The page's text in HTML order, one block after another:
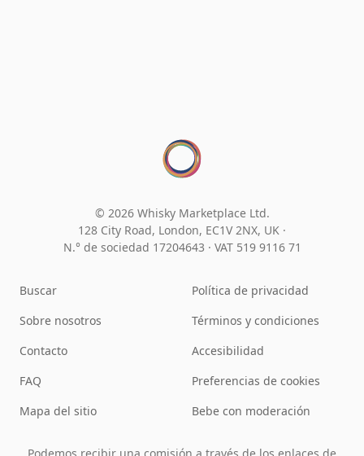
© 2026 Whisky Marketplace Ltd.
128 City Road, London, EC1V 2NX, UK ·
N.° de sociedad 17204643 · VAT 519 9116 71
Buscar
Sobre nosotros
Contacto
FAQ
Mapa del sitio
Política de privacidad
Términos y condiciones
Accesibilidad
Preferencias de cookies
Bebe con moderación